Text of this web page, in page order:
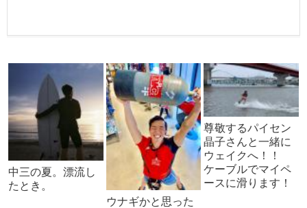
中三の夏。漂流し
たとき。
ウナギかと思った
尊敬するパイセン
晶子さんと一緒に
ウェイクへ！！
ケーブルでマイペ
ースに滑ります！